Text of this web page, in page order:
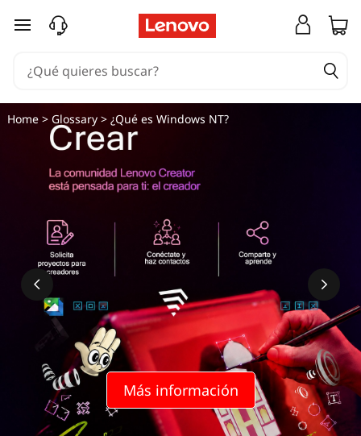
Ir al contenido principal
Más información
Home> Glossary> ¿Qué es Windows NT?